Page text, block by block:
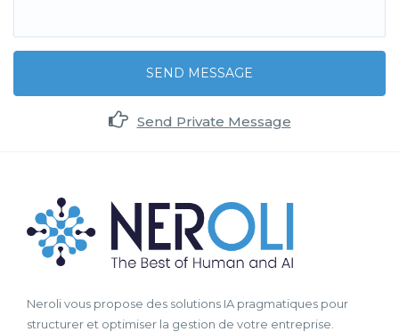
SEND MESSAGE
Send Private Message
Neroli vous propose des solutions IA pragmatiques pour
structurer et optimiser la gestion de votre entreprise.